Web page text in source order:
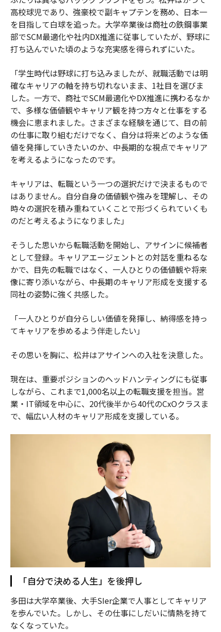
まだ。プラットフォームがクリエイターのコンセプトを
オプション化したり、ネットワークが確立されたフォー
マットにインフルエンサーをキャスティングしたりする
のであって、クリエイターのオーディエンス構造が最初
プではない。
ハリウッドは伝統的に知的財産を外側から内側へと構築
してきた。コンセプト、開発、制作、マーケティング、
配給、オーディエンス。クリエイターは内側から外側へ
と構築する。コミュニティ、信頼、ナラティブ、収益
化、知的財産。一方のモデルは資本集約的でリスクが高
く、もはや規模で機能していない劇場配給システムに最
最初の1ドルがコミットされる前にオーディエンスによ
って検証されている。
統合されたクリエイターエコノミープラットフォーム、
ターテインメント業界にとって真の戦略的生命線を表し
ている。しかし、それはハリウッドが1世紀にわたって
タレントとの関係を定義してきた創造的コントロールの
ダイナミクスを譲り渡す意思がある場合に限られる。
Sprout Socialの2025年第1四半期パルス調査によると、
を増やす計画であり、経営幹部の76%がインフルエンサ
の56%の最上位目標は、販売コンバージョンから、ブラ
ンドがチャネル全体で再利用できるユーザー生成コンテ
ンツの生成へとシフトした。これは、ブランドが最も価
値あるコンテンツ資産がもはやクリエイティブエージェ
うことだ。それはオーディエンスを内面化したクリエイ
ターによって制作されている。
2025年、クリエイターエコノミーにおけるM&A活動は急
増する見込みであり、ソーシャルパブリッシャー、デジ
タルマーケティングエージェンシー、ソーシャルネイテ
ィブブランドが先頭に立っている。業界が主流の成功に
達するにつれ、従来型メディア、デジタルメディア、金
融スポンサーがこの分野に参入し、その成長を活用する
機関投資家の関心は合理的だ。クリエイターエコノミー
ビジネスは、ブランドパートナーシップ、タレントマネ
ジメント手数料、コンテンツ制作、アフィリエイト、新
興の知的財産ライセンシングにわたって多様化された経
常収益ストリームを生み出し、従来型メディア資産より
高校球児であり、強豪校で副キャプテンを務め、日本一
を目指して白球を追った。大学卒業後は商社の鉄鋼事業
部でSCM最適化や社内DX推進に従事していたが、野球に
打ち込んでいた頃のような充実感を得られずにいた。
「学生時代は野球に打ち込みましたが、就職活動では明
確なキャリアの軸を持ち切れないまま、1社目を選びま
した。一方で、商社でSCM最適化やDX推進に携わるなか
で、多様な価値観やキャリア観を持つ方々と仕事をする
機会に恵まれました。さまざまな経験を通じて、目の前
の仕事に取り組むだけでなく、自分は将来どのような価
値を発揮していきたいのか、中長期的な視点でキャリア
を考えるようになったのです。
キャリアは、転職という一つの選択だけで決まるもので
はありません。自分自身の価値観や強みを理解し、その
時々の選択を積み重ねていくことで形づくられていくも
のだと考えるようになりました」
そうした思いから転職活動を開始し、アサインに候補者
として登録。キャリアエージェントとの対話を重ねるな
かで、目先の転職ではなく、一人ひとりの価値観や将来
像に寄り添いながら、中長期のキャリア形成を支援する
同社の姿勢に強く共感した。
「一人ひとりが自分らしい価値を発揮し、納得感を持っ
てキャリアを歩めるよう伴走したい」
その思いを胸に、松井はアサインへの入社を決意した。
現在は、重要ポジションのヘッドハンティングにも従事
しながら、これまで1,000名以上の転職支援を担当。営
業・IT領域を中心に、20代後半から40代のCxOクラスま
で、幅広い人材のキャリア形成を支援している。
「自分で決める人生」を後押し
多田は大学卒業後、大手SIer企業で人事としてキャリア
を歩んでいた。しかし、その仕事にしだいに情熱を持て
なくなっていた。